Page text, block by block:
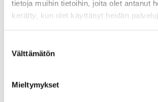
tietoja muihin tietoihin, joita olet antanut
kerätty, kun olet käyttänyt heidän
valinta
Välttämätön
Mieltymykset